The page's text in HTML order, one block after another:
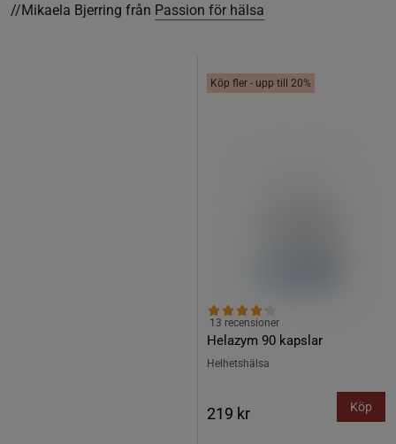
//Mikaela Bjerring från Passion för hälsa
Köp fler - upp till 20%
Helazym 90 kapslar
13 recensioner
Helhetshälsa
219 kr Köp